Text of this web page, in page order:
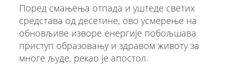
Поред смањења отпада и уштеде светих
средстава од десетине, ово усмерење на
обновљиве изворе енергије побољшава
приступ образовању и здравом животу за
многе људе, рекао је апостол.